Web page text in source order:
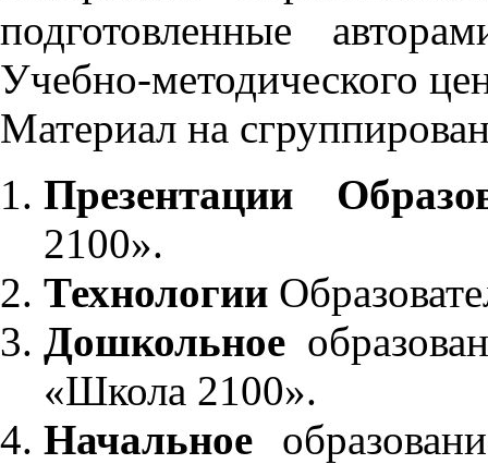
подготовленные
Учебно-методического
Материал на
Презентации
2100».
Технологии
Дошкольное
«Школа 2100».
Начальное